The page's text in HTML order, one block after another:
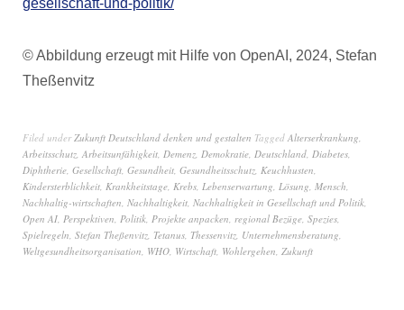
gesellschaft-und-politik/
© Abbildung erzeugt mit Hilfe von OpenAI, 2024, Stefan
Theßenvitz
Filed underZukunft Deutschland denken und gestalten Tagged Alterserkrankung,
Arbeitsschutz, Arbeitsunfähigkeit, Demenz, Demokratie, Deutschland, Diabetes,
Diphtherie, Gesellschaft, Gesundheit, Gesundheitsschutz, Keuchhusten,
Kindersterblichkeit, Krankheitstage, Krebs, Lebenserwartung, Lösung, Mensch,
Nachhaltig-wirtschaften, Nachhaltigkeit, Nachhaltigkeit in Gesellschaft und Politik,
Open AI, Perspektiven, Politik, Projekte anpacken, regional Bezüge, Spezies,
Spielregeln, Stefan Theßenvitz, Tetanus, Thessenvitz, Unternehmensberatung,
Weltgesundheitsorganisation, WHO, Wirtschaft, Wohlergehen, Zukunft